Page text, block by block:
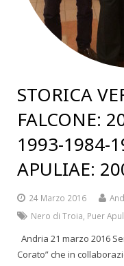
STORICA
FALCONE:
1993-1984-
APULIAE:
24 Marzo 2016
Nero di Troia Puer
Andria 21 marzo 2016
Corato” che in